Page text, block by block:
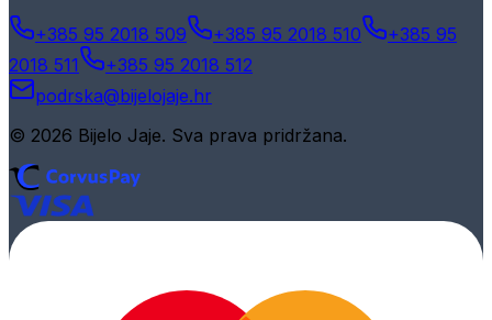
+385 95 2018 509 +385 95 2018 510
+385 95
2018 511
+385 95 2018 512
podrska@bijelojaje.hr
© 2026 Bijelo Jaje. Sva prava pridržana.